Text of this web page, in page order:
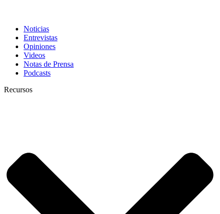
Noticias
Entrevistas
Opiniones
Videos
Notas de Prensa
Podcasts
Recursos